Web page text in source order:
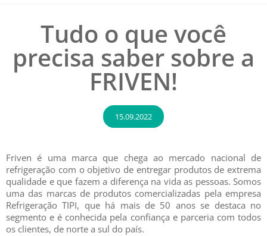
Tudo o que você
precisa saber sobre a
FRIVEN!
15.09.2022
Friven é uma marca que chega ao mercado nacional de
refrigeração com o objetivo de entregar produtos de extrema
qualidade e que fazem a diferença na vida as pessoas. Somos
uma das marcas de produtos comercializadas pela empresa
Refrigeração TIPI, que há mais de 50 anos se destaca no
segmento e é conhecida pela confiança e parceria com todos
os clientes, de norte a sul do país.